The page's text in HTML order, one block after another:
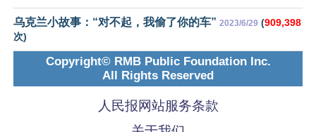
乌克兰小故事：“对不起，我偷了你的车” 2023/6/29 (909,398
次)
Copyright© RMB Public Foundation Inc.
All Rights Reserved
人民报网站服务条款